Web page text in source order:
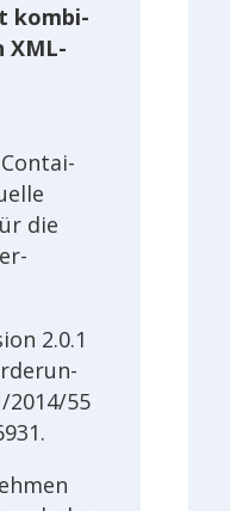
kombi­
Contai­
die
2.0.1
2014/55